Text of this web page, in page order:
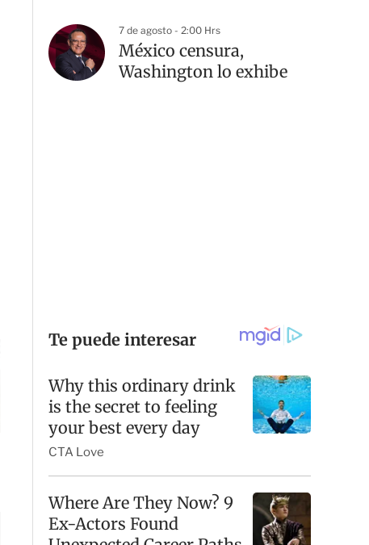
7 de agosto - 2:00 Hrs
México censura,
Washington lo exhibe